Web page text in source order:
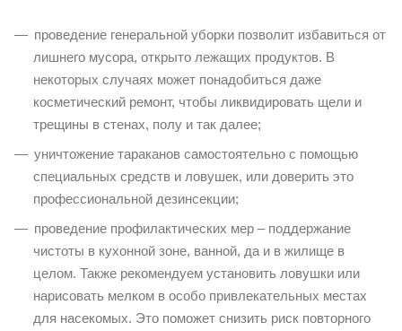
проведение генеральной уборки позволит избавиться от
лишнего мусора, открыто лежащих продуктов. В
некоторых случаях может понадобиться даже
косметический ремонт, чтобы ликвидировать щели и
трещины в стенах, полу и так далее;
уничтожение тараканов самостоятельно с помощью
специальных средств и ловушек, или доверить это
профессиональной дезинсекции;
проведение профилактических мер – поддержание
чистоты в кухонной зоне, ванной, да и в жилище в
целом. Также рекомендуем установить ловушки или
нарисовать мелком в особо привлекательных местах
для насекомых. Это поможет снизить риск повторного